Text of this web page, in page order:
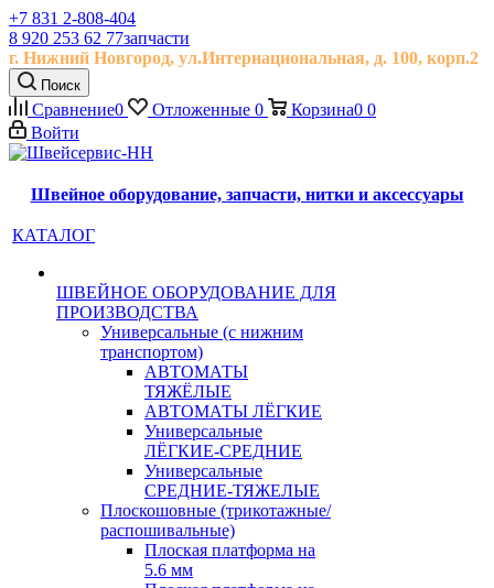
+7 831 2-808-404
8 920 253 62 77запчасти
г. Нижний Новгород, ул.Интернациональная, д. 100, корп.2
Поиск
Сравнение0 Отложенные 0 Корзина0 0
Войти
Швейное оборудование, запчасти, нитки и аксессуары
КАТАЛОГ
ШВЕЙНОЕ ОБОРУДОВАНИЕ ДЛЯ
ПРОИЗВОДСТВА
Универсальные (с нижним
транспортом)
АВТОМАТЫ
ТЯЖЁЛЫЕ
АВТОМАТЫ ЛЁГКИЕ
Универсальные
ЛЁГКИЕ-СРЕДНИЕ
Универсальные
СРЕДНИЕ-ТЯЖЕЛЫЕ
Плоскошовные (трикотажные/
распошивальные)
Плоская платформа на
5.6 мм